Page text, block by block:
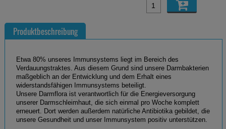
Produktbeschreibung
Etwa 80% unseres Immunsystems liegt im Bereich des
Verdauungstraktes. Aus diesem Grund sind unsere Darmbakterien
maßgeblich an der Entwicklung und dem Erhalt eines
widerstandsfähigen Immunsystems beteiligt.
Unsere Darmflora ist verantwortlich für die Energieversorgung
unserer Darmschleimhaut, die sich einmal pro Woche komplett
erneuert. Dort werden außerdem natürliche Antibiotika gebildet, die
unsere Gesundheit und unser Immunsystem positiv unterstützen.